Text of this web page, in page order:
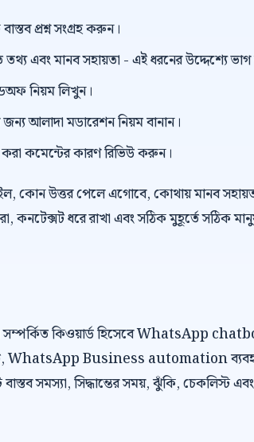
প্রশ্ন সংগ্রহ করুন।
এবং মানব সহায়তা - এই ধরনের উদ্দেশ্যে
নিয়ম লিখুন।
আলাদা মডারেশন নিয়ম বানান।
করা কমেন্টের কারণ রিভিউ করুন।
কোন উত্তর পেলে এগোবে, কোথায় মানব
ধরে রাখা এবং সঠিক মুহূর্তে সঠিক
সম্পর্কিত কিওয়ার্ড হিসেবে WhatsApp
WhatsApp Business automation
সমস্যা, সিদ্ধান্তের সময়, ঝুঁকি, চেকলিস্ট এবং